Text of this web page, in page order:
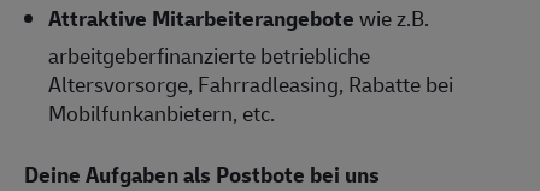
Attraktive Mitarbeiterangebotewie z.B.
arbeitgeberfinanzierte betriebliche
Altersvorsorge, Fahrradleasing, Rabatte bei
Mobilfunkanbietern, etc.
Deine Aufgaben als Postbote bei uns